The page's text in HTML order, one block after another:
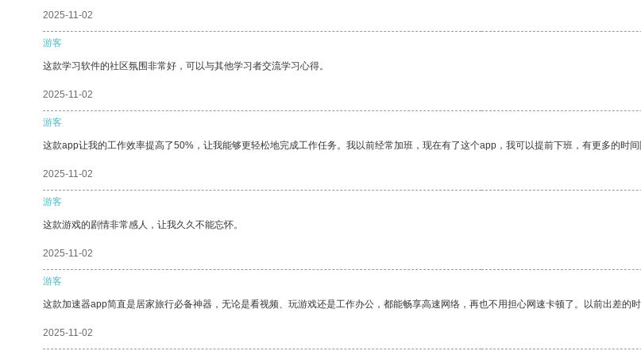
2025-11-02
游客
这款学习软件的社区氛围非常好，可以与其他学习者交流学习心得。
2025-11-02
游客
这款app让我的工作效率提高了50%，让我能够更轻松地完成工作任务。我以前经常加班，现在有了这个app，我可以提前下班，有更多的时间
2025-11-02
游客
这款游戏的剧情非常感人，让我久久不能忘怀。
2025-11-02
游客
这款加速器app简直是居家旅行必备神器，无论是看视频、玩游戏还是工作办公，都能畅享高速网络，再也不用担心网速卡顿了。以前出差的
2025-11-02